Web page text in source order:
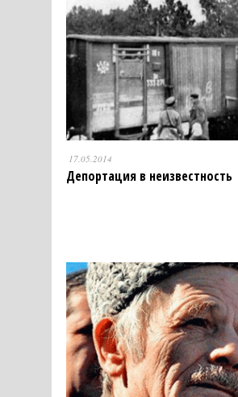
17.05.2014
Депортация в неизвестность